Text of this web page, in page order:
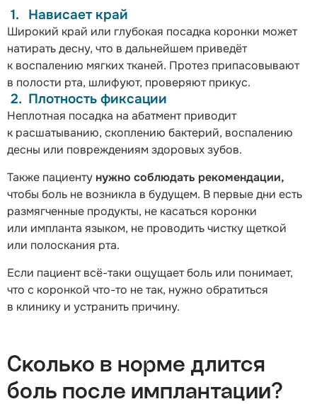
Нависает край
Широкий край или глубокая посадка коронки может
натирать десну, что в дальнейшем приведёт
к воспалению мягких тканей. Протез припасовывают
в полости рта, шлифуют, проверяют прикус.
Плотность фиксации
Неплотная посадка на абатмент приводит
к расшатыванию, скоплению бактерий, воспалению
десны или повреждениям здоровых зубов.
Также пациенту нужно соблюдать рекомендации,
чтобы боль не возникла в будущем. В первые дни есть
размягченные продукты, не касаться коронки
или импланта языком, не проводить чистку щеткой
или полоскания рта.
Если пациент всё-таки ощущает боль или понимает,
что с коронкой что-то не так, нужно обратиться
в клинику и устранить причину.
Сколько в норме длится
боль после имплантации?